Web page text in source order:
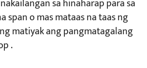
sa hinaharap para sa
span o mas mataas na taas ng
matiyak ang pangmatagalang
.​